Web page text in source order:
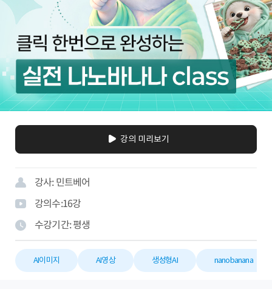
강의 미리보기
강사: 민트베어
강의수:16강
수강기간:평생
AI이미지 AI영상 생성형AI nanobanana